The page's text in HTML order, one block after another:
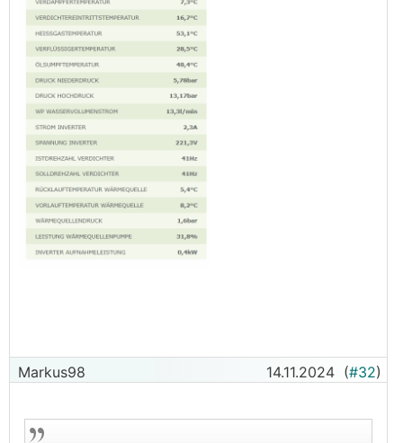
Markus98 14.11.2024 (#32)